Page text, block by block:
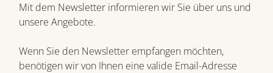
Mit dem Newsletter informieren wir Sie über uns und
unsere Angebote.
Wenn Sie den Newsletter empfangen möchten,
benötigen wir von Ihnen eine valide Email-Adresse